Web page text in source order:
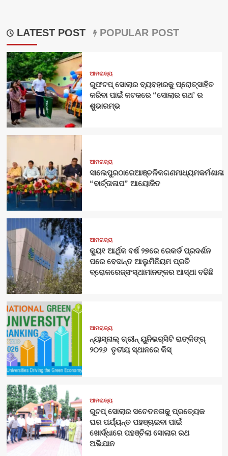
LATEST POST POPULAR POST
ଆମରାଜ୍ୟ
ରୁଫଟପ୍ ସୋଲାର ବ୍ୟବହାରକୁ ପ୍ରୋତ୍ସାହିତ
କରିବା ପାଇଁ କଟକରେ “ସୋଲାର ରଥ’ ର
ଶୁଭାରମ୍ଭ
ଆମରାଜ୍ୟ
ସାଲେପୁରଠାରେଆଞ୍ଚଳିକଗଣମାଧ୍ୟମକର୍ମଶାଳା
“ବାର୍ତ୍ତାଳାପ” ଆୟୋଜିତ
ଆମରାଜ୍ୟ
କ୍ୟୁ୧ ଆର୍ଥିକ ବର୍ଷ ୨୭ରେ ରେକର୍ଡ ପ୍ରଦର୍ଶନ
ପରେ ବେଦାନ୍ତ ଆଲୁମିନିୟମ ପ୍ରତି
ବ୍ରୋକରେଜ୍‌ସଂସ୍ଥାମାନଙ୍କର ଆସ୍ଥା ବଢିଛି
ଆମରାଜ୍ୟ
ନ୍ୟାସ୍‍ନାଲ୍‍ ଗ୍ରୀନ୍ ୟୁନିଭର୍‍ସିଟି ରାଙ୍କିଙ୍ଗ୍‌
୨୦୨୬ ତୃତୀୟ ସ୍ଥାନରେ କିସ୍
ଆମରାଜ୍ୟ
ରୁଟପ୍ ସୋଲାର ସଚେତନତାକୁ ପ୍ରତ୍ୟେକ
ଘର ପର୍ଯ୍ୟନ୍ତ ପହଞ୍ଚାଇବା ପାଇଁ
ଖୋର୍ଦ୍ଧାରେ ପହଞ୍ଚିଲା ସୋଲାର ରଥ
ଅଭିଯାନ